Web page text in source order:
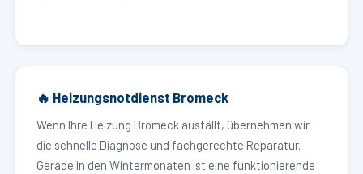
🔥 Heizungsnotdienst Bromeck
Wenn Ihre Heizung Bromeck ausfällt, übernehmen wir
die schnelle Diagnose und fachgerechte Reparatur.
Gerade in den Wintermonaten ist eine funktionierende